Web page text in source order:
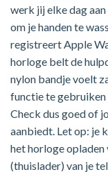
werk jij elke dag
om je handen te
registreert Apple
horloge belt de
nylon bandje voelt
functie te gebruiken
Check dus goed of
aanbiedt. Let op: je
het horloge
(thuislader) van je